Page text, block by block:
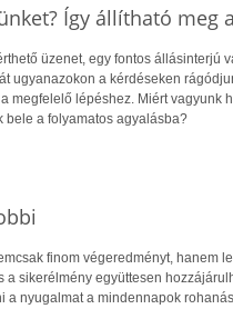
Így állítható meg
üzenet, egy fontos állásinterjú
ugyanazokon a kérdéseken
megfelelő lépéshez. Miért vagyunk
bele a folyamatos agyalásba?
finom végeredményt, hanem
a sikerélmény együttesen
a nyugalmat a mindennapok